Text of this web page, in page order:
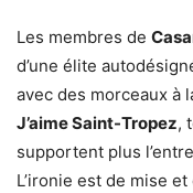
Les membres de
d’une élite
avec des morceaux à
J’aime Saint-Tropez,
supportent plus
L’ironie est de mise